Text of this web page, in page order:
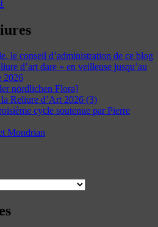
le conseil d’administration de ce blog
d’art dare » en veilleuse jusqu’au
2026
nördlichen Flora]
Reliure d’Art 2026 (3)
cycle soutenue par Pierre
Mondrian